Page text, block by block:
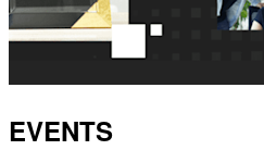
EVENTS